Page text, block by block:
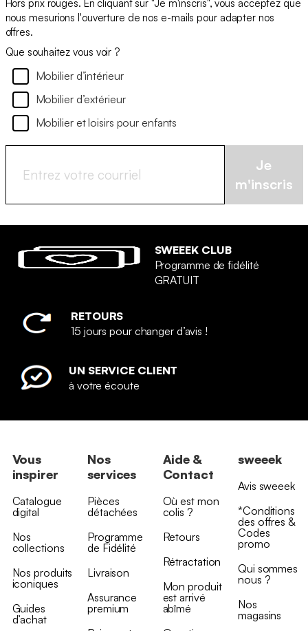
Hors prix rouges. En cliquant sur "Je m'inscris", vous acceptez que
nous mesurions l'ouverture de nos e-mails pour adapter nos
offres.
Que souhaitez vous voir ?
Mobilier d’intérieur
Mobilier d’extérieur
Mobilier et loisirs pour enfants
Je
m'inscris
SWEEEK CLUB
Programme de fidélité
GRATUIT
RETOURS
15 jours pour changer d’avis !
UN SERVICE CLIENT
à votre écoute
Vous
inspirer
Catalogue
digital
Nos
collections
Nos produits
iconiques
Guides
d’achat
Nos
services
Pièces
détachées
Programme
de Fidélité
Livraison
Assurance
premium
Aide &
Contact
Où est mon
colis ?
Retours
Rétractation
Mon produit
est arrivé
abîmé
sweeek
Avis sweeek
*Conditions
des offres &
Codes
promo
Qui sommes
nous ?
Nos
magasins